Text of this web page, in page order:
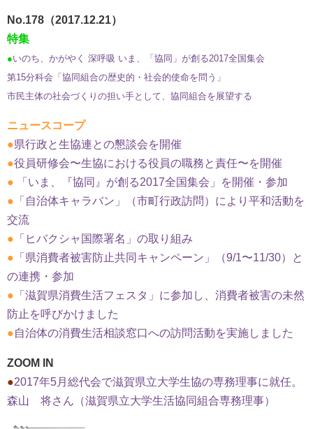
No.178（2017.12.21）
特集
●いのち、かがやく 深呼吸 いま、「協同」が創る2017全国集会
第15分科会「協同組合の歴史的・社会的使命を問う」
市民主体の社会づくりの担い手として、協同組合を展望する
ニュースコープ
●県行政と生協連との懇談会を開催
●役員研修会〜生協における役員の職務と責任〜を開催
● 「いま、『協同』が創る2017全国集会」を開催・参加
● 「自治体キャラバン」（市町行政訪問）により平和活動を
交流
● 「ヒバクシャ国際署名」の取り組み
● 「県消費者被害防止共同キャンペーン」（9/1〜11/30）と
の連携・参加
● 「滋賀県消費生活フェスタ」に参加し、消費者被害の未然
防止を呼びかけました
●自治体の消費生活相談窓口への訪問活動を実施しました
ZOOM IN
●2017年5月総代会で滋賀県立大学生協の専務理事に就任。
森山 将さん（滋賀県立大学生活協同組合専務理事）